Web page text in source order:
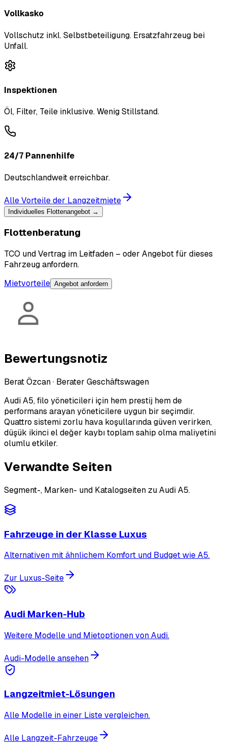
Vollkasko
Vollschutz inkl. Selbstbeteiligung. Ersatzfahrzeug bei
Unfall.
Inspektionen
Öl, Filter, Teile inklusive. Wenig Stillstand.
24/7 Pannenhilfe
Deutschlandweit erreichbar.
Alle Vorteile der Langzeitmiete
Individuelles Flottenangebot →
Flottenberatung
TCO und Vertrag im Leitfaden – oder Angebot für dieses
Fahrzeug anfordern.
Mietvorteile Angebot anfordern
Bewertungsnotiz
Berat Özcan· Berater Geschäftswagen
Audi A5, filo yöneticileri için hem prestij hem de
performans arayan yöneticilere uygun bir seçimdir.
Quattro sistemi zorlu hava koşullarında güven verirken,
düşük ikinci el değer kaybı toplam sahip olma maliyetini
olumlu etkiler.
Verwandte Seiten
Segment-, Marken- und Katalogseiten zu Audi A5.
Fahrzeuge in der Klasse Luxus
Alternativen mit ähnlichem Komfort und Budget wie A5.
Zur Luxus-Seite
Audi Marken-Hub
Weitere Modelle und Mietoptionen von Audi.
Audi-Modelle ansehen
Langzeitmiet-Lösungen
Alle Modelle in einer Liste vergleichen.
Alle Langzeit-Fahrzeuge